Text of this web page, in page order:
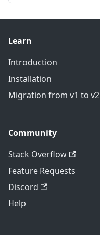
Learn
Introduction
Installation
Migration from v1 to v2
Community
Stack Overflow
Feature Requests
Discord
Help